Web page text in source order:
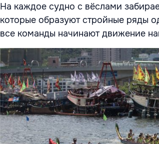
На каждое судно с вёслами
которые образуют стройные ряды
все команды начинают движение